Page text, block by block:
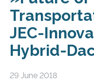
JEC-
Hybrid-
29 June 2018